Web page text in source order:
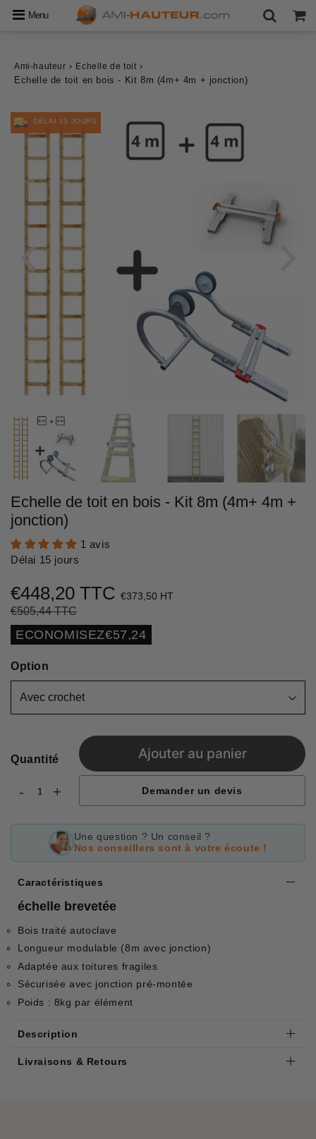
Menu
Ami-hauteur › Echelle de toit ›
Echelle de toit en bois - Kit 8m (4m+ 4m + jonction)
DÉLAI 15 JOURS
Echelle de toit en bois - Kit 8m (4m+ 4m +
jonction)
1 avis
Délai 15 jours
€448,20 TTC €373,50 HT
€505,44 TTC
régulier
réduit
Unit
price
ECONOMISEZ€57,24
Option
Quantité
- +
Ajouter au panier
Demander un devis
Une question ? Un conseil ?
Nos conseillers sont à votre écoute !
Caractéristiques
échelle brevetée
Bois traité autoclave
Longueur modulable (8m avec jonction)
Adaptée aux toitures fragiles
Sécurisée avec jonction pré-montée
Poids : 8kg par élément
Description
Livraisons & Retours